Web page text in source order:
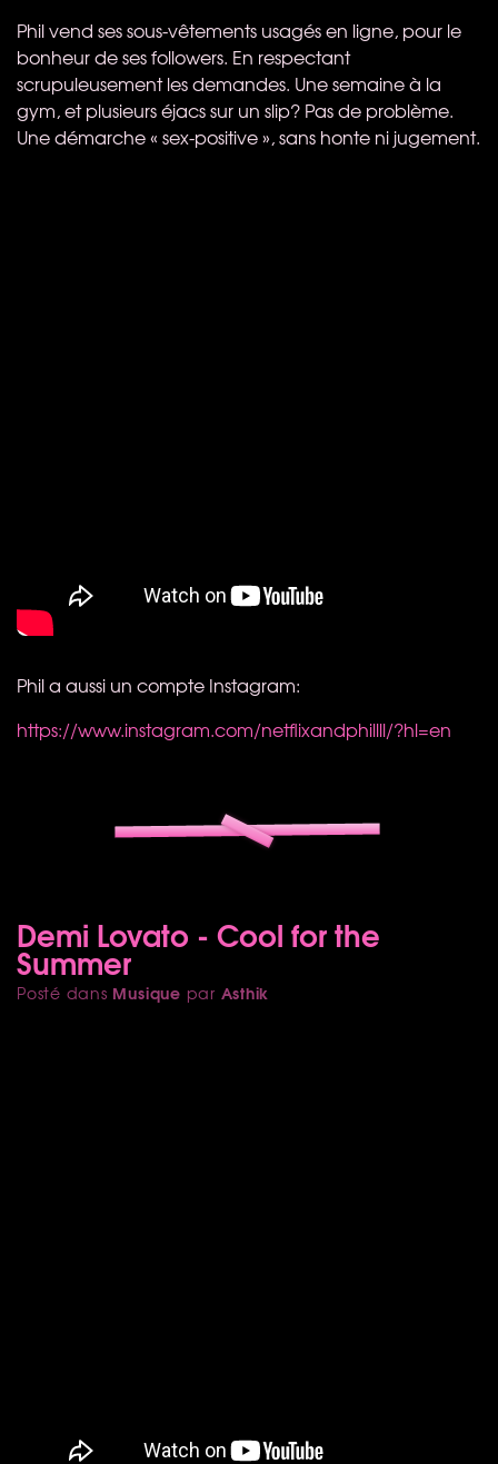
Phil vend ses sous-vêtements usagés en ligne, pour le
bonheur de ses followers. En respectant
scrupuleusement les demandes. Une semaine à la
gym, et plusieurs éjacs sur un slip? Pas de problème.
Une démarche « sex-positive », sans honte ni jugement.
Phil a aussi un compte Instagram:
https://www.instagram.com/netflixandphillll/?hl=en
Demi Lovato - Cool for the
Summer
Posté dans Musique par Asthik